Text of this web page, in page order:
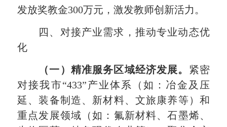
发放奖教金300万元，激发教师创新活力。
四、对接产业需求，推动专业动态优
化
（一）精准服务区域经济发展。
紧密
对接我市“433”产业体系（如：冶金及压
延、装备制造、新材料、文旅康养等）和
重点发展领域（如：氟新材料、石墨烯、